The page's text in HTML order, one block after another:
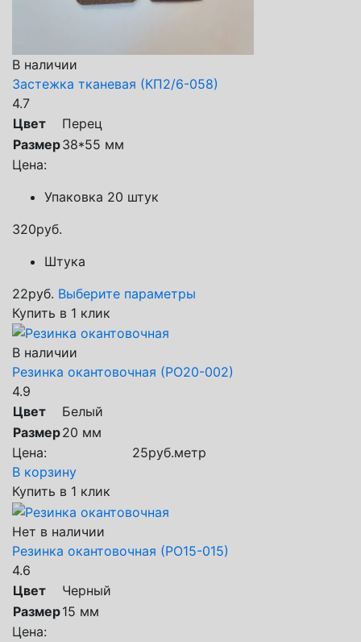
В наличии
Застежка тканевая (КП2/6-058)
4.7
Цвет
Перец
Размер38*55 мм
Цена:
Упаковка 20 штук
320руб.
Штука
22руб. Выберите параметры
Купить в 1 клик
В наличии
Резинка окантовочная (РО20-002)
4.9
Цвет
Белый
Размер20 мм
Цена:
25руб.метр
В корзину
Купить в 1 клик
Нет в наличии
Резинка окантовочная (РО15-015)
4.6
Цвет
Черный
Размер15 мм
Цена: